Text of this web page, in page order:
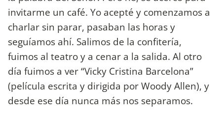
invitarme un café. Yo acepté y comenzamos a
charlar sin parar, pasaban las horas y
seguíamos ahí. Salimos de la confitería,
fuimos al teatro y a cenar a la salida. Al otro
día fuimos a ver “Vicky Cristina Barcelona”
(película escrita y dirigida por Woody Allen), y
desde ese día nunca más nos separamos.